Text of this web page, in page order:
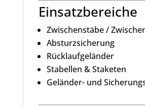
Einsatzbereiche
Zwischenstäbe /
Absturzsicherung
Rücklaufgeländer
Stabellen & Staketen
Geländer- und